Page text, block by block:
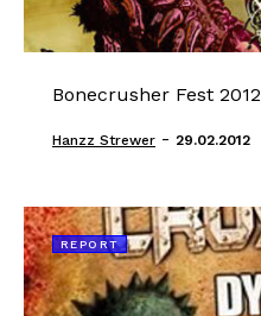
Bonecrusher Fest 2012
Hanzz Strewer - 29.02.2012
REPORT